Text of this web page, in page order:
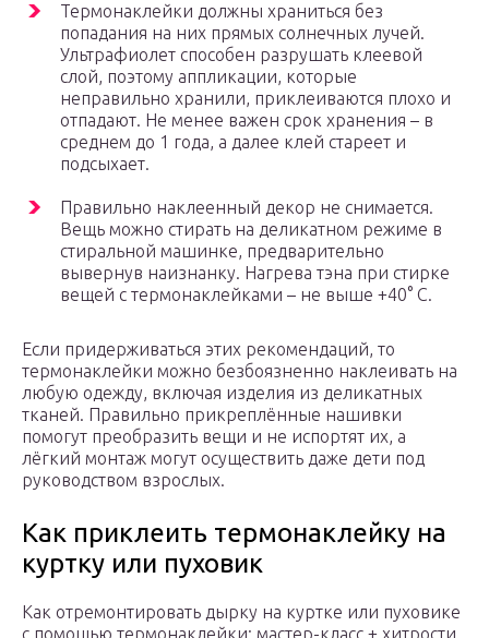
Термонаклейки должны храниться без
попадания на них прямых солнечных лучей.
Ультрафиолет способен разрушать клеевой
слой, поэтому аппликации, которые
неправильно хранили, приклеиваются плохо и
отпадают. Не менее важен срок хранения – в
среднем до 1 года, а далее клей стареет и
подсыхает.
Правильно наклеенный декор не снимается.
Вещь можно стирать на деликатном режиме в
стиральной машинке, предварительно
вывернув наизнанку. Нагрева тэна при стирке
вещей с термонаклейками – не выше +40° С.
Если придерживаться этих рекомендаций, то
термонаклейки можно безбоязненно наклеивать на
любую одежду, включая изделия из деликатных
тканей. Правильно прикреплённые нашивки
помогут преобразить вещи и не испортят их, а
лёгкий монтаж могут осуществить даже дети под
руководством взрослых.
Как приклеить термонаклейку на
куртку или пуховик
Как отремонтировать дырку на куртке или пуховике
с помощью термонаклейки: мастер-класс + хитрости